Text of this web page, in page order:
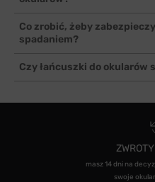
oraz pokrywających ją powłok
zabrudzeń warto posłużyć się
chusteczkami nawilżającymi do
funkcję ochronną w czasie, gdy
powinniśmy mieć pod ręką
mokro.
Co zrobić, żeby
spadaniem?
łańcuszkiem albo sznureczkiem,
Czy łańcuszki do okularów
oryginalnego dodatku
łańcuszek do okularów do
masz 14 dni na
swoje